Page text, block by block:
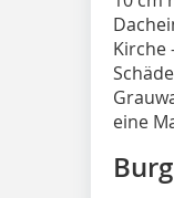
Kirche
eine